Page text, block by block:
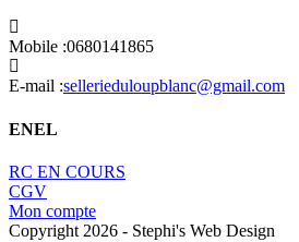
Mobile :0680141865
E-mail :sellerieduloupblanc@gmail.com
ENEL
RC EN COURS
nouvel
CGVS’ouvre
dans
un
Mon compteS’ouvre
dans
Copyright 2026 - Stephi's Web Design